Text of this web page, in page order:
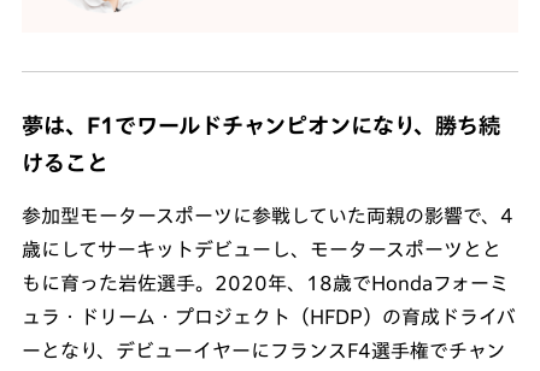
夢は、F1でワールドチャンピオンになり、勝ち続
けること
参加型モータースポーツに参戦していた両親の影響で、4
歳にしてサーキットデビューし、モータースポーツとと
もに育った岩佐選手。2020年、18歳でHondaフォーミ
ュラ・ドリーム・プロジェクト（HFDP）の育成ドライバ
ーとなり、デビューイヤーにフランスF4選手権でチャン